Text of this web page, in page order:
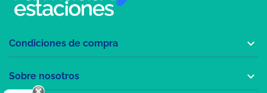
Condiciones de compra 
Sobre nosotros 